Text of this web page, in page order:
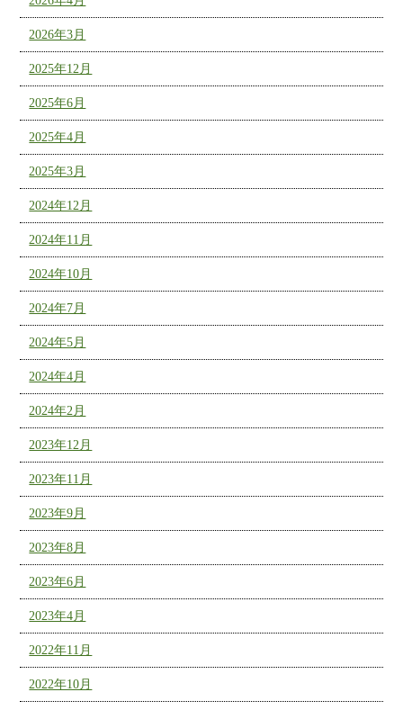
2026年3月
2025年12月
2025年6月
2025年4月
2025年3月
2024年12月
2024年11月
2024年10月
2024年7月
2024年5月
2024年4月
2024年2月
2023年12月
2023年11月
2023年9月
2023年8月
2023年6月
2023年4月
2022年11月
2022年10月